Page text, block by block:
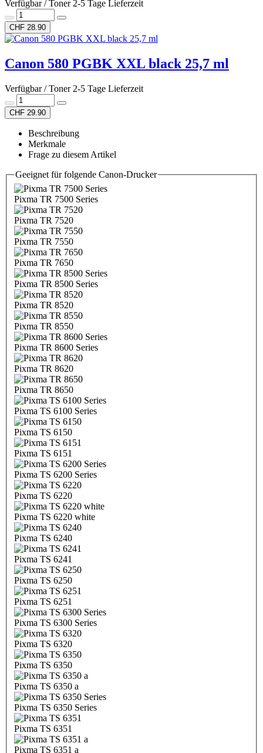
Verfügbar / Toner 2-5 Tage Lieferzeit
CHF 28.90
Canon 580 PGBK XXL black 25,7 ml
Verfügbar / Toner 2-5 Tage Lieferzeit
CHF 29.90
Beschreibung
Merkmale
Frage zu diesem Artikel
Geeignet für folgende Canon-Drucker
Pixma TR 7500 Series
Pixma TR 7520
Pixma TR 7550
Pixma TR 7650
Pixma TR 8500 Series
Pixma TR 8520
Pixma TR 8550
Pixma TR 8600 Series
Pixma TR 8620
Pixma TR 8650
Pixma TS 6100 Series
Pixma TS 6150
Pixma TS 6151
Pixma TS 6200 Series
Pixma TS 6220
Pixma TS 6220 white
Pixma TS 6240
Pixma TS 6241
Pixma TS 6250
Pixma TS 6251
Pixma TS 6300 Series
Pixma TS 6320
Pixma TS 6350
Pixma TS 6350 a
Pixma TS 6350 Series
Pixma TS 6351
Pixma TS 6351 a